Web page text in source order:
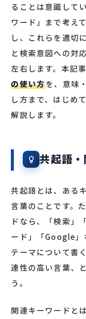
ることは意識して
ワード」まで考え
し、これらを適切
と検索意図への対
左右します。本記事
の使い方を、意味
し方まで、はじめ
解説します。
共起語
共起語とは、ある
言葉のことです。
ドなら、「検索」
ード」「Google」
テーマについて書
連性の高い言葉、
う。
関連キーワードと